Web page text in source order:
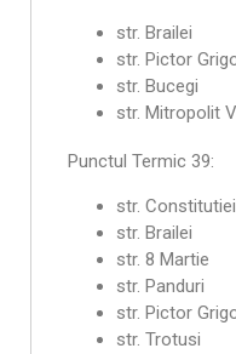
str. Brailei
str. Pictor
str. Bucegi
str. Mitropolit
Punctul Termic 39:
str. Constitutiei
str. Brailei
str. 8 Martie
str. Panduri
str. Pictor
str. Trotusi